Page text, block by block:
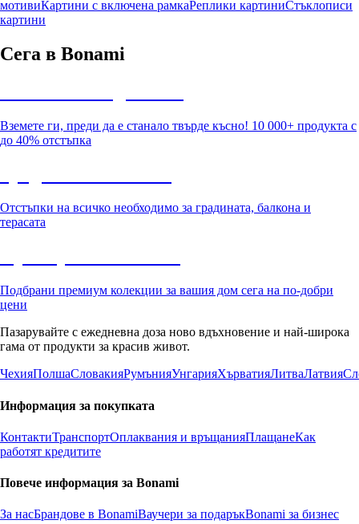
мотивиКартини с включена рамкаРеплики картиниСтъклописи
картини
Сега в Bonami
Вземете ги, преди да е станало твърде късно! 10 000+ продукта с
до 40% отстъпка
Отстъпки на всичко необходимо за градината, балкона и
терасата
Подбрани премиум колекции за вашия дом сега на по-добри
цени
Пазарувайте с ежедневна доза ново вдъхновение и най-широка
гама от продукти за красив живот.
ЧехияПолшаСловакияРумънияУнгарияХърватияЛитваЛатвия
Информация за покупката
КонтактиТранспортОплаквания и връщанияПлащанеКак
работят кредитите
Повече информация за Bonami
За насБрандове в BonamiВаучери за подаръкBonami за бизнес